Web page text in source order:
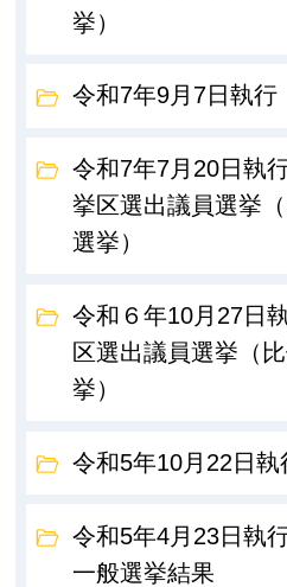
挙）
令和7年9月7日執
令和7年7月20日執
挙区選出議員選挙
選挙）
令和６年10月27日
区選出議員選挙（
挙）
令和5年10月22日
令和5年4月23日執
一般選挙結果